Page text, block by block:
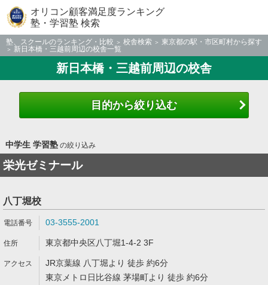
オリコン顧客満足度ランキング
塾・学習塾 検索
塾、スクールのランキング・比較 校舎検索
東京都の駅・市区町村から探す
新日本橋・三越前周辺の校舎一覧
新日本橋・三越前周辺の校舎
目的から絞り込む
中学生 学習塾の絞り込み
栄光ゼミナール
八丁堀校
03-3555-2001
東京都中央区八丁堀1-4-2 3F
JR京葉線 八丁堀より 徒歩 約6分
東京メトロ日比谷線 茅場町より 徒歩 約6分